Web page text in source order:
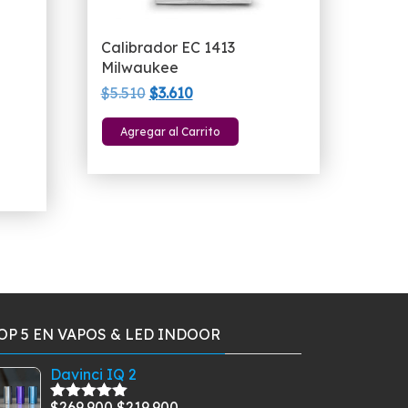
Calibrador EC 1413
Milwaukee
$5.510 El
precio
original
$3.610El
precio
actual
Agregar al Carrito
5 EN VAPOS & LED INDOOR
Davinci IQ 2